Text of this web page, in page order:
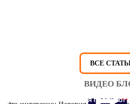
ВСЕ
ВИДЕО
Это интересно: История